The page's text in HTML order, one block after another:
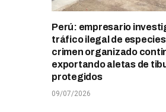
Perú: empresario
tráfico ilegal de
crimen organizado
exportando aletas de
protegidos
09/07/2026